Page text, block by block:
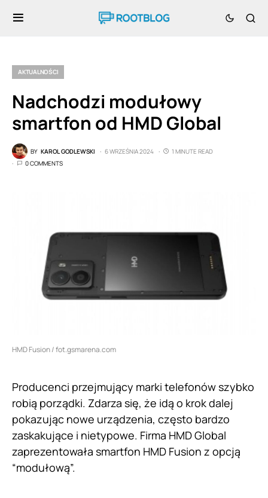
AKTUALNOŚCI
Nadchodzi modułowy
smartfon od HMD Global
BY KAROL GODLEWSKI 6 WRZEŚNIA 2024
1 MINUTE READ
0 COMMENTS
HMD Fusion / fot.gsmarena.com
Producenci przejmujący marki telefonów szybko
robią porządki. Zdarza się, że idą o krok dalej
pokazując nowe urządzenia, często bardzo
zaskakujące i nietypowe. Firma HMD Global
zaprezentowała smartfon HMD Fusion z opcją
“modułową”.